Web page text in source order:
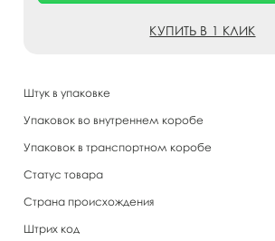
Штук в упаковке
Упаковок во внутреннем коробе
Упаковок в транспортном коробе
Статус товара
Страна происхождения
Штрих код
КУПИТЬ В 1 КЛИК